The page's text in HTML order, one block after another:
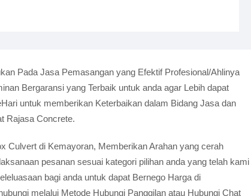
Pada Jasa Pemasangan yang Efektif Profesional/Ahlinya
Bergaransi yang Terbaik untuk anda agar Lebih dapat
untuk memberikan Keterbaikan dalam Bidang Jasa dan
Rajasa Concrete.
Culvert di Kemayoran, Memberikan Arahan yang cerah
pesanan sesuai kategori pilihan anda yang telah kami
bagi anda untuk dapat Bernego Harga di
melalui Metode Hubungi Panggilan atau Hubungi Chat